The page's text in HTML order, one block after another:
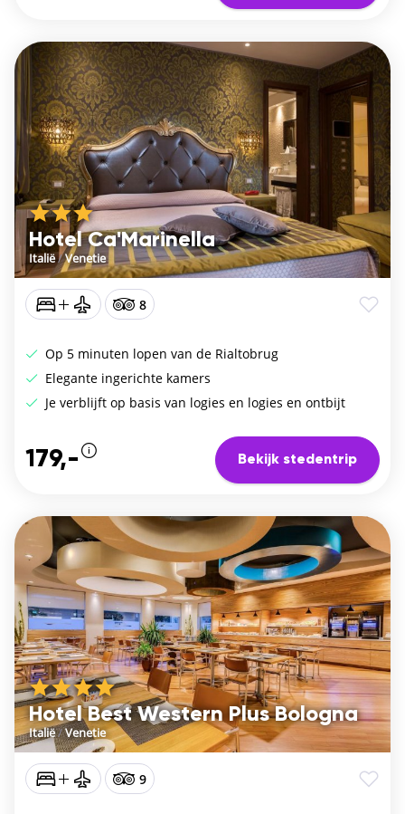
Hotel Ca'Marinella
Italië/Venetie
8
Op 5 minuten lopen van de Rialtobrug
Elegante ingerichte kamers
Je verblijft op basis van logies en logies en ontbijt
179,- Bekijk stedentrip
Hotel Best Western Plus Bologna
Italië/Venetie
9